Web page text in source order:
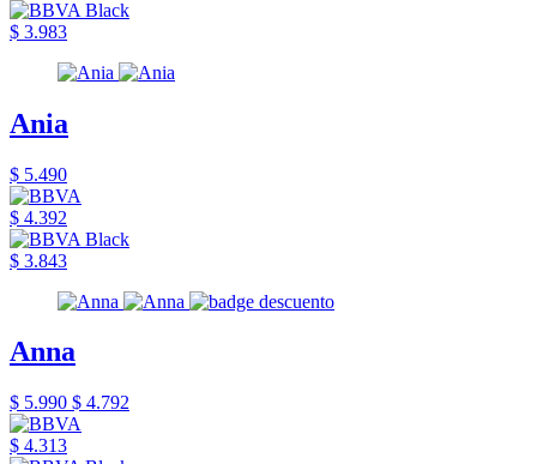
$ 3.983
Ania
$ 5.490
$ 4.392
$ 3.843
Anna
$ 5.990 $ 4.792
$ 4.313